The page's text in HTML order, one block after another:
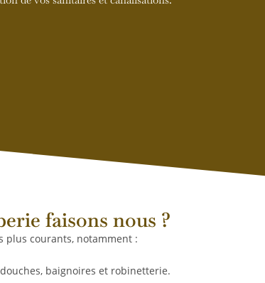
faisons nous ?
plus courants, notamment :
douches, baignoires et robinetterie.